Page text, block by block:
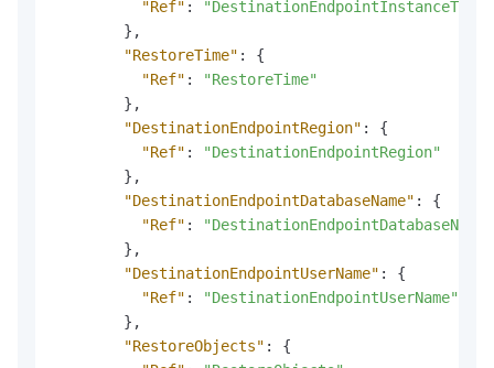
"Ref" :
"DestinationEndpointInstanceType"
} ,
"RestoreTime" :
{
"Ref" :
"RestoreTime"
} ,
"DestinationEndpointRegion" :
{
"Ref" :
"DestinationEndpointRegion"
} ,
"DestinationEndpointDatabaseName" :
{
"Ref" :
"DestinationEndpointDatabaseName"
} ,
"DestinationEndpointUserName" :
{
"Ref" :
"DestinationEndpointUserName"
} ,
"RestoreObjects" :
{